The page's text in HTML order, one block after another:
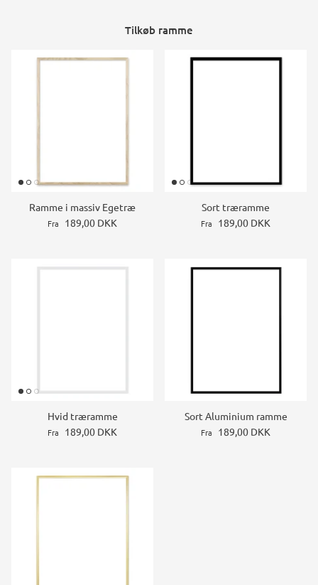
Tilkøb ramme
Ramme i massiv Egetræ
Fra 189,00 DKK
Sort træramme
Fra 189,00 DKK
Hvid træramme
Fra 189,00 DKK
Sort Aluminium ramme
Fra 189,00 DKK